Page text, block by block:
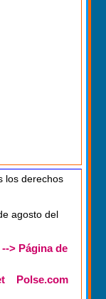
los derechos
agosto del
> Página de
Polse.com